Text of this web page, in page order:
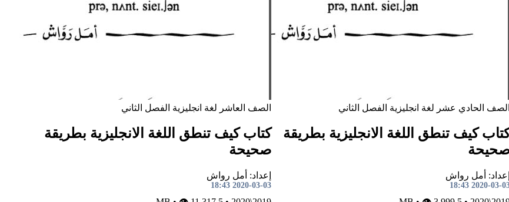
الصف الحادي عشر لغة انجليزية الفصل الثاني
كيف تنطق اللغة الانجليزية بطريقة
إعداد: أمل رواش
2020-03-03
الصف العاشر لغة انجليزية الفصل الثاني
كتاب كيف تنطق اللغة الانجليزية بطريقة
صحيحة
إعداد: أمل رواش
2020-03-03 18:43